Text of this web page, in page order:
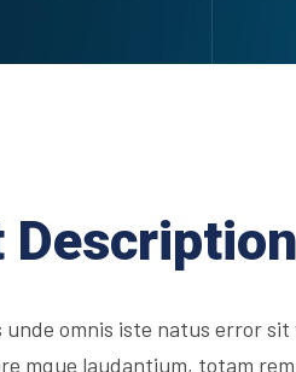
Description
omnis iste natus error
mque laudantium, totam